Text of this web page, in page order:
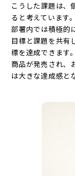
こうした課題は、
ると考えています。
部署内では積極的
目標と課題を共有
標を達成できます。
商品が発売され、
は大きな達成感と